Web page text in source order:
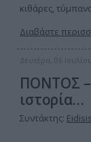
κιθάρες,
Διαβάστε
Δευτέρα, 06
ΠΟΝΤΟΣ –
ιστορία…
Συντάκτης: